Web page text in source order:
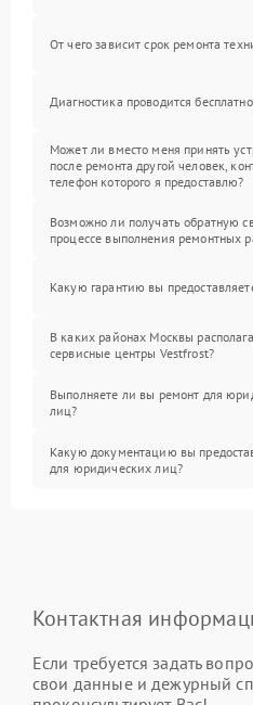
От чего зависит срок ремонта
Диагностика проводится
Может ли вместо меня принять
после ремонта другой человек,
телефон которого я предоставлю?
Возможно ли получать обратную
процессе выполнения ремонтных
Какую гарантию вы
В каких районах Москвы
сервисные центры Vestfrost?
Выполняете ли вы ремонт для
лиц?
Какую документацию вы
для юридических лиц?
Контактная
Если требуется задать
свои данные и дежурный